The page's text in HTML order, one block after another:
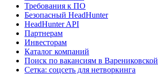
Требования к ПО
Безопасный HeadHunter
HeadHunter API
Партнерам
Инвесторам
Каталог компаний
Поиск по вакансиям в Варениковской
Сетка: соцсеть для нетворкинга